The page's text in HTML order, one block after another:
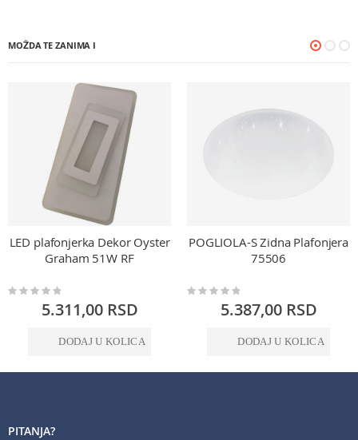
MOŽDA TE ZANIMA I
LED plafonjerka Dekor Oyster
Graham 51W RF
Rating:
5.311,00 RSD
DODAJ U KOLICA
POGLIOLA-S Zidna Plafonjera
75506
Rating:
5.387,00 RSD
DODAJ U KOLICA
PITANJA?